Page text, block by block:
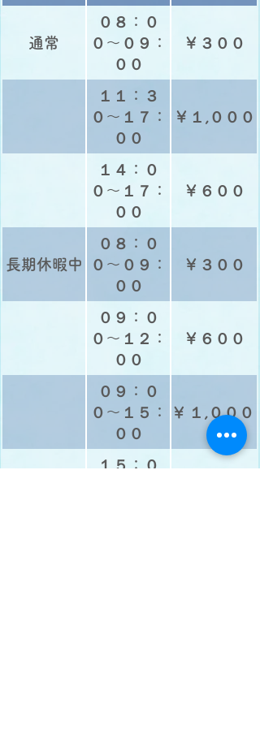
通常
０８：０
０〜０９：
００
￥３００
１１：３
０〜１７：
００
￥１,０００
１４：０
０〜１７：
００
￥６００
長期休暇中
０８：０
０〜０９：
００
￥３００
０９：０
０〜１２：
００
￥６００
０９：０
０〜１５：
００
¥ １,０００
１５：０